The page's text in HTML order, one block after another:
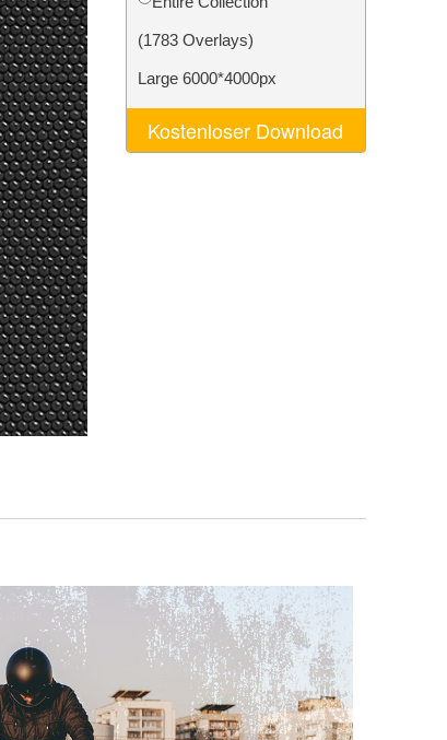
Video Editing Services
(1783 Overlays)
Large 6000*4000px
Kostenloser Download